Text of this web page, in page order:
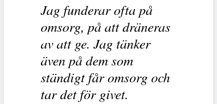
Jag funderar ofta på
omsorg, på att dräneras
av att ge. Jag tänker
även på dem som
ständigt får omsorg och
tar det för givet.